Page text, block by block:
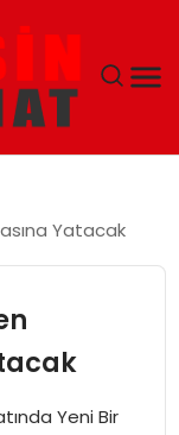
Yatacak
Yeni Bir